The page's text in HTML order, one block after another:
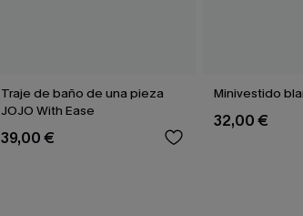
Traje de baño de una pieza
JOJO With Ease
39,00 €
Minivestido
32,00 €